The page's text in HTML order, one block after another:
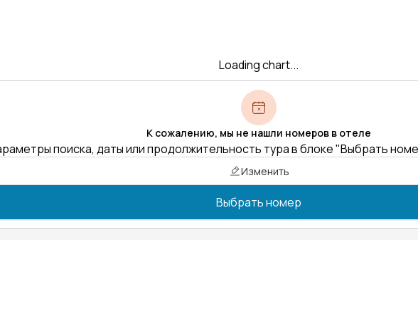
Loading chart...
К сожалению, мы не нашли номеров в отеле
поиска, даты или продолжительность тура в блоке "Выбрать
Изменить
Выбрать номер